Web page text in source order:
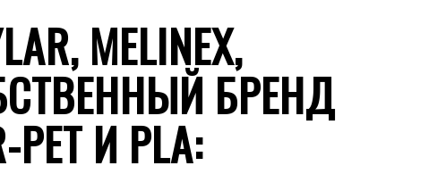
MELINEX,
БРЕНД
И PLA: